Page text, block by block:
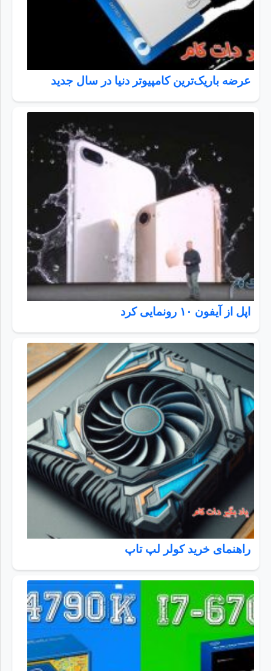
عرضه باریک‌ترین کامپیوتر دنیا در سال جدید
اپل از آیفون ۱۰ رونمایی کرد
راهنمای خرید کولر لپ تاپ